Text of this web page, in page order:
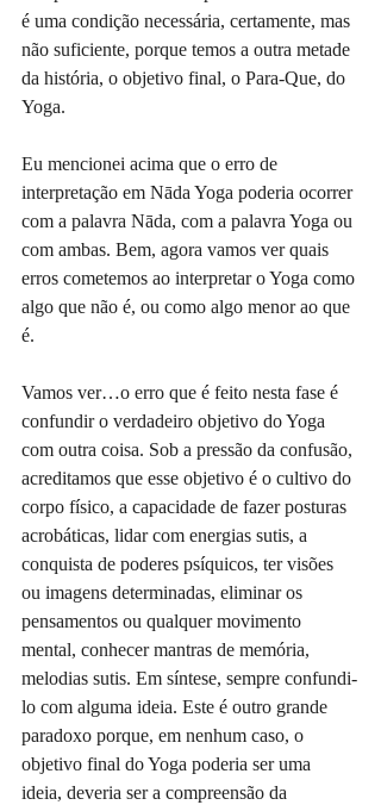
é uma condição necessária, certamente, mas
não suficiente, porque temos a outra metade
da história, o objetivo final, o Para-Que, do
Yoga.
Eu mencionei acima que o erro de
interpretação em Nāda Yoga poderia ocorrer
com a palavra Nāda, com a palavra Yoga ou
com ambas. Bem, agora vamos ver quais
erros cometemos ao interpretar o Yoga como
algo que não é, ou como algo menor ao que
é.
Vamos ver…o erro que é feito nesta fase é
confundir o verdadeiro objetivo do Yoga
com outra coisa. Sob a pressão da confusão,
acreditamos que esse objetivo é o cultivo do
corpo físico, a capacidade de fazer posturas
acrobáticas, lidar com energias sutis, a
conquista de poderes psíquicos, ter visões
ou imagens determinadas, eliminar os
pensamentos ou qualquer movimento
mental, conhecer mantras de memória,
melodias sutis. Em síntese, sempre confundi-
lo com alguma ideia. Este é outro grande
paradoxo porque, em nenhum caso, o
objetivo final do Yoga poderia ser uma
ideia, deveria ser a compreensão da